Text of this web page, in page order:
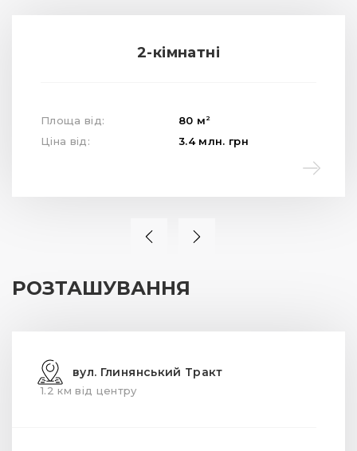
2-кімнатні
Площа від: 80 м 2
Ціна від: 3.4 млн. грн
РОЗТАШУВАННЯ
вул. Глинянський Тракт
1.2 км від центру